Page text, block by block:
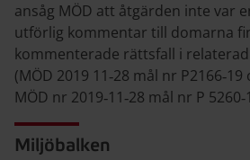
ansåg MÖD att åtgärden inte var
utförlig kommentar till domarna
kommenterade rättsfall i
(MÖD 2019 11‑28 mål nr P2166‑19
MÖD nr 2019‑11‑28 mål nr P
Miljöbalken